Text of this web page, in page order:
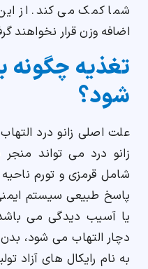
شما کمک می کند. از
اضافه وزن قرار نخواهند
تغذیه چگونه
شود؟
علت اصلی زانو درد
زانو درد می تواند منجر
شامل قرمزی و تورم
پاسخ طبیعی سیستم
یا آسیب دیدگی می
دچار التهاب می شود،
به نام رایکال های آزاد